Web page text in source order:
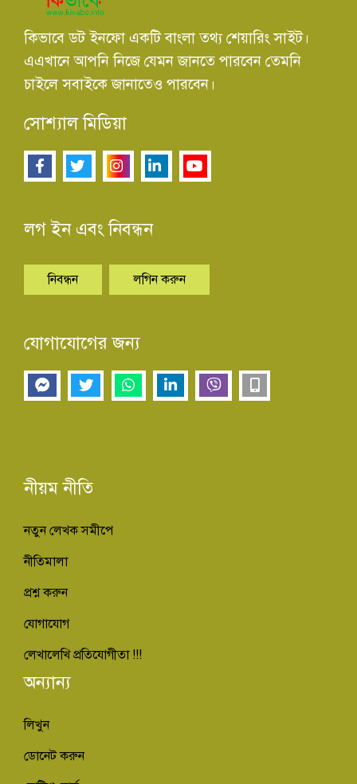
কিভাবে ডট ইনফো একটি বাংলা তথ্য শেয়ারিং সাইট।
এএখানে আপনি নিজে যেমন জানতে পারবেন তেমনি
চাইলে সবাইকে জানাতেও পারবেন।
সোশ্যাল মিডিয়া
লগ ইন এবং নিবন্ধন
নিবন্ধন লগিন করুন
যোগাযোগের জন্য
নীয়ম নীতি
নতুন লেখক সমীপে
নীতিমালা
প্রশ্ন করুন
যোগাযোগ
লেখালেখি প্রতিযোগীতা !!!
অন্যান্য
লিখুন
ডোনেট করুন